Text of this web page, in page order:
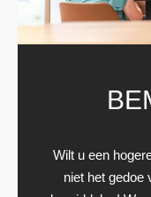
Wilt u een
niet het gedoe